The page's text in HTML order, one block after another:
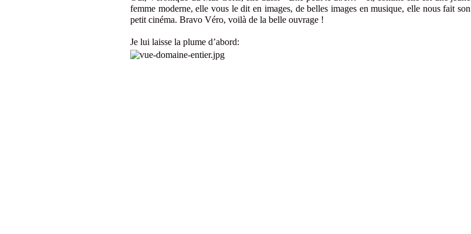
femme moderne, elle vous le dit en images, de belles images en musique, elle nous fait son
petit cinéma. Bravo Véro, voilà de la belle ouvrage !
Je lui laisse la plume d’abord: